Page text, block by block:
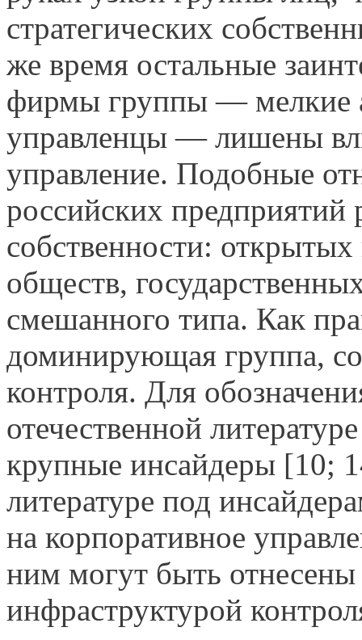
стратегических
же время остальные
фирмы группы — мелкие
управленцы — лишены
управление. Подобные
российских предприятий
собственности:
обществ,
смешанного типа. Как
доминирующая группа,
контроля. Для
отечественной
крупные инсайдеры [10;
литературе под
на корпоративное
ним могут быть отнесены
инфраструктурой